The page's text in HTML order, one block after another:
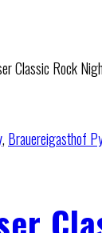
Classic Rock
, Brauereigasthof